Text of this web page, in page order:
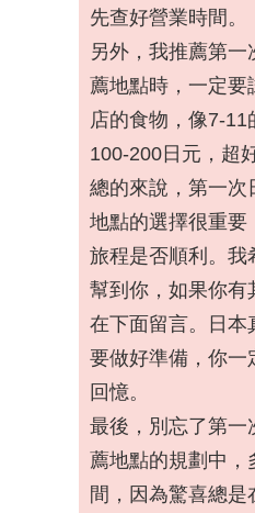
先查好營業時間。
另外，我推薦第一
薦地點時，一定要
店的食物，像7-11
100-200日元，超
總的來說，第一次
地點的選擇很重要
旅程是否順利。我
幫到你，如果你有
在下面留言。日本
要做好準備，你一
回憶。
最後，別忘了第一
薦地點的規劃中，
間，因為驚喜總是